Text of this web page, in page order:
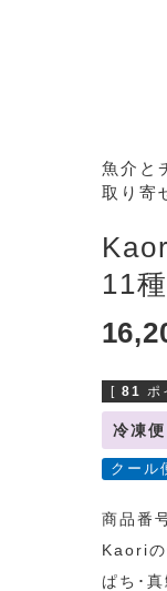
Kaori
Kaoriセレ
サブスク（定期コース
魚介と
取り寄
11
[ 81 ポ
冷凍便
クール
商品番
Kaoriの
ぱち･